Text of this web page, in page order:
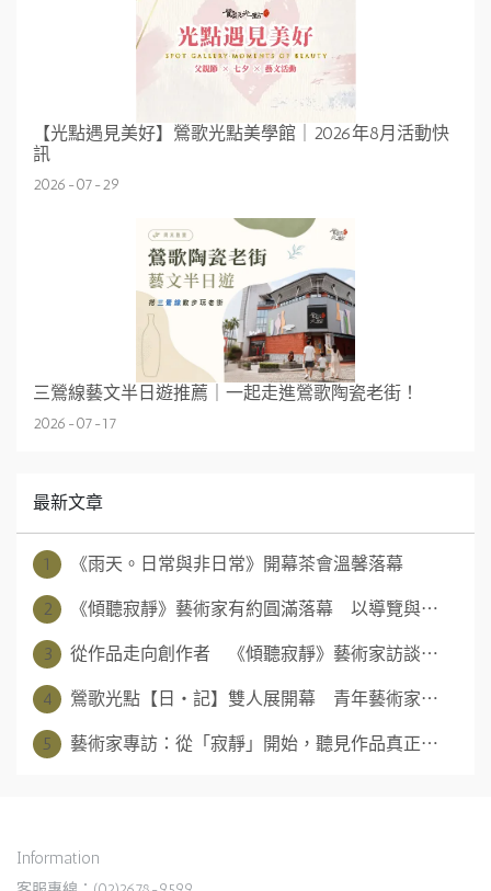
【光點遇見美好】鶯歌光點美學館｜2026年8月活動快
訊
2026-07-29
三鶯線藝文半日遊推薦｜一起走進鶯歌陶瓷老街！
2026-07-17
最新文章
1 《雨天。日常與非日常》開幕茶會溫馨落幕
2 《傾聽寂靜》藝術家有約圓滿落幕 以導覽與⋯
3 從作品走向創作者 《傾聽寂靜》藝術家訪談⋯
4 鶯歌光點【日‧記】雙人展開幕 青年藝術家⋯
5 藝術家專訪：從「寂靜」開始，聽見作品真正⋯
Information